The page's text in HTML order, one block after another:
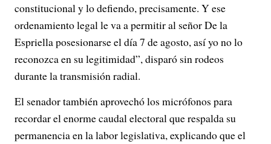
constitucional y lo defiendo, precisamente. Y ese
ordenamiento legal le va a permitir al señor De la
Espriella posesionarse el día 7 de agosto, así yo no lo
reconozca en su legitimidad”, disparó sin rodeos
durante la transmisión radial.
El senador también aprovechó los micrófonos para
recordar el enorme caudal electoral que respalda su
permanencia en la labor legislativa, explicando que el